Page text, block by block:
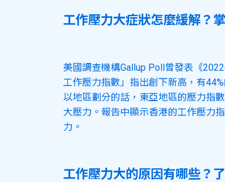
工作壓力大症狀怎麼緩解？
美國調查機構Gallup Poll曾發表《
工作壓力指數」指出創下新高，有
以地區劃分的話，東亞地區的壓力指
大壓力。報告中顯示香港的工作壓力
力。
工作壓力大的原因有哪些？